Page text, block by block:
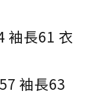
袖長61 衣
袖長63